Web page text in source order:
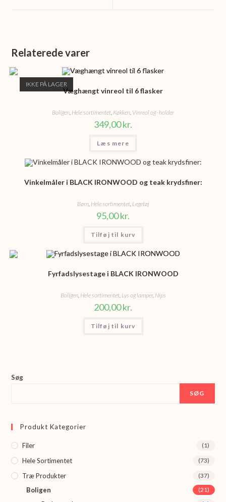
Relaterede varer
IKKE PÅ LAGER
Væghængt vinreol til 6 flasker
Boligen, Hele sortimentet, Køkken, Vinreol og -holder
349,00kr.
Læs mere
Vinkelmåler i BLACK IRONWOOD og teak krydsfiner:
Børn, Hele sortimentet, Legetøj
95,00kr.
Tilføj til kurv
Fyrfadslysestage i BLACK IRONWOOD
Boligen, Hele sortimentet, Lys og lamper, Nips
200,00kr.
Tilføj til kurv
Søg
SØG
Produkt Kategorier
Filer (1)
Hele Sortimentet (73)
Træ Produkter (37)
Boligen (21)